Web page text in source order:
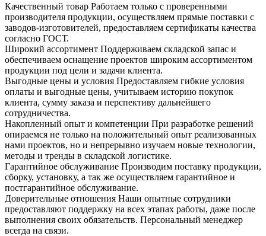
Качественный товар Работаем только с проверенными
производителя продукции, осуществляем прямые поставки с
заводов-изготовителей, предоставляем сертификаты качества
согласно ГОСТ.
Широкий ассортимент Поддерживаем складской запас и
обеспечиваем оснащение проектов широким ассортиментом
продукции под цели и задачи клиента.
Выгодные цены и условия Предоставляем гибкие условия
оплаты и выгодные цены, учитываем историю покупок
клиента, сумму заказа и перспективу дальнейшего
сотрудничества.
Накопленный опыт и компетенции При разработке решений
опираемся не только на положительный опыт реализованных
нами проектов, но и непрерывно изучаем новые технологии,
методы и тренды в складской логистике.
Гарантийное обслуживание Производим поставку продукции,
сборку, установку, а так же осуществляем гарантийное и
постгарантийное обслуживание.
Доверительные отношения Наши опытные сотрудники
предоставляют поддержку на всех этапах работы, даже после
выполнения своих обязательств. Персональный менеджер
всегда на связи.